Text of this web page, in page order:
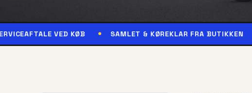
VED KØB SAMLET & KØREKLAR FRA BUTIKKEN